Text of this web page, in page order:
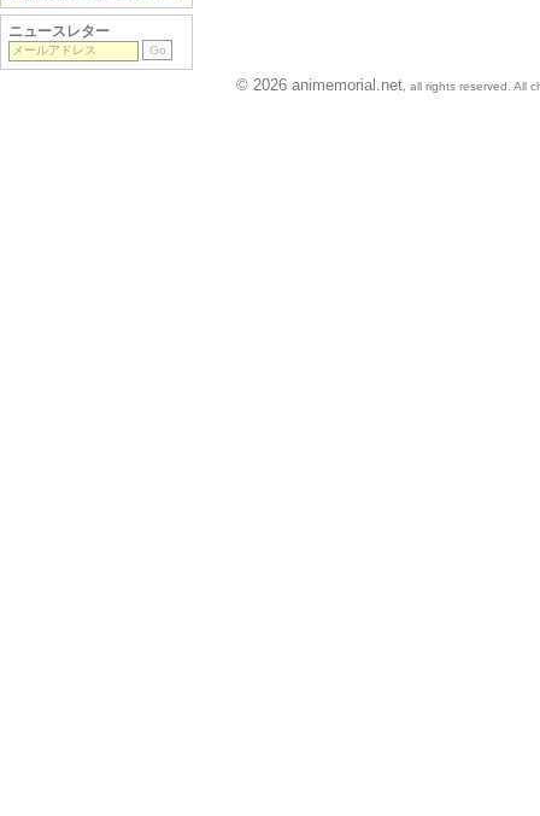
ニュースレター
© 2026 animemorial.net , all rights reserved. All